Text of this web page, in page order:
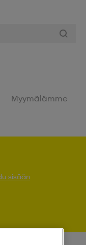
Myymälämme
sisään